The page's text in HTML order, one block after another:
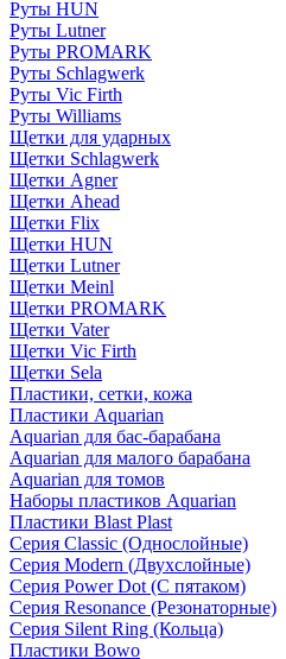
Руты HUN
Руты Lutner
Руты PROMARK
Руты Schlagwerk
Руты Vic Firth
Руты Williams
Щетки для ударных
Щетки Schlagwerk
Щетки Agner
Щетки Ahead
Щетки Flix
Щетки HUN
Щетки Lutner
Щетки Meinl
Щетки PROMARK
Щетки Vater
Щетки Vic Firth
Щетки Sela
Пластики, сетки, кожа
Пластики Aquarian
Aquarian для бас-барабана
Aquarian для малого барабана
Aquarian для томов
Наборы пластиков Aquarian
Пластики Blast Plast
Серия Classic (Однослойные)
Серия Modern (Двухслойные)
Серия Power Dot (С пятаком)
Серия Resonance (Резонаторные)
Серия Silent Ring (Кольца)
Пластики Bowo